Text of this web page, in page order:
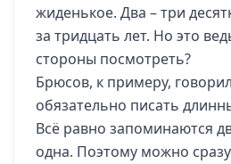
жиденькое. Два – три
за тридцать лет. Но это
стороны посмотреть?
Брюсов, к примеру,
обязательно писать
Всё равно запоминаются
одна. Поэтому можно